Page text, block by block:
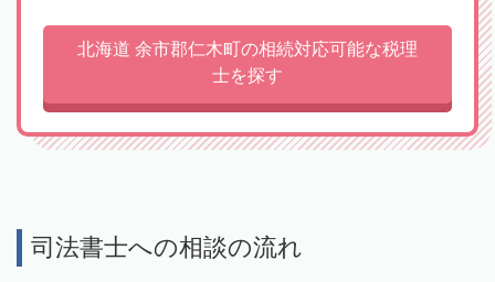
北海道 余市郡仁木町の相続対応可能な税理
士を探す
司法書士への相談の流れ